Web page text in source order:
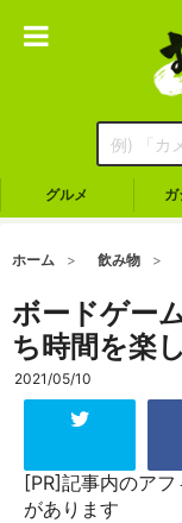
グルメ ガ
ホーム 飲み物
ボードゲー
ち時間を楽
2021/05/10
[PR]記事内のア
があります